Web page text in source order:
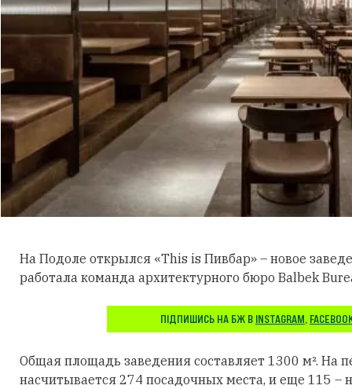
На Подоле открылся «This is Пивбар» – новое
работала команда архитектурного бюро Balbek
ПІДПИШИСЬ НА БЖ В INSTAGRAM,
Общая площадь заведения составляет 1300 м². На
насчитывается 274 посадочных места, и еще 115 –